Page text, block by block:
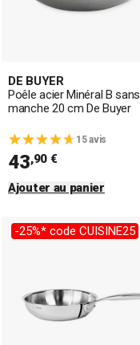
DE BUYER
Poêle acier Minéral B sans
manche 20 cm De Buyer
15 avis
43,90 €
Ajouter au panier
-25%* code CUISINE25